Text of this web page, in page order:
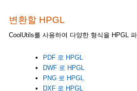
변환할 HPGL
CoolUtils를 사용하여 다양한 형식을 HPGL
PDF 로 HPGL
DWF 로 HPGL
PNG 로 HPGL
DXF 로 HPGL